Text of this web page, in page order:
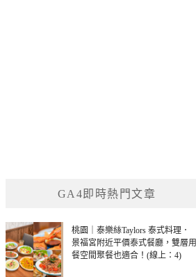
GA4即時熱門文章
桃園｜泰樂絲Taylors 泰式料理．
景福宮附近平價泰式餐廳，雙層用
餐空間聚餐也適合！(線上：4)